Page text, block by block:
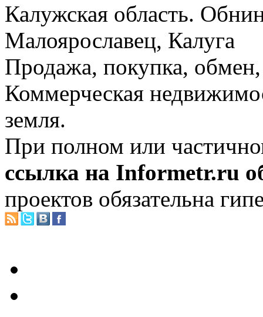
Калужская область.
Малоярославец, Калуга
Продажа, покупка, обмен,
Коммерческая
земля.
При полном или
ссылка на Informetr.ru
проектов обязательна